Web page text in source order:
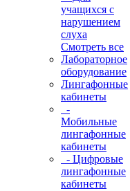
учащихся с
нарушением
слуха
Смотреть все
Лабораторное
оборудование
Лингафонные
кабинеты
-
Мобильные
лингафонные
кабинеты
- Цифровые
лингафонные
кабинеты